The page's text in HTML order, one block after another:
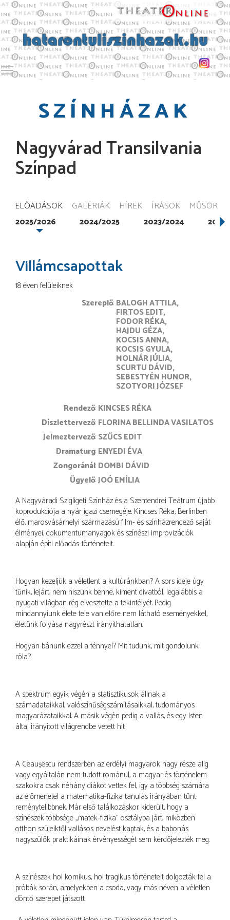
Toggle main menu visibility
SZÍNHÁZAK
Nagyvárad Transilvania
Színpad
ELŐADÁSOK GALÉRIÁK HÍREK ÍRÁSOK MŰSOR
2025/2026 2024/2025 2023/2024
Villámcsapottak
18 éven felüleiknek
Szereplő BALOGH ATTILA
FIRTOS EDIT
FODOR RÉKA
HAJDU GÉZA
KOCSIS ANNA
KOCSIS GYULA
MOLNÁR JÚLIA
SCURTU DÁVID
SEBESTYÉN HUNOR
SZOTYORI JÓZSEF
rendező KINCSES RÉKA
díszlettervező FLORINA BELLINDA VASILATOS
jelmeztervező SZŰCS EDIT
dramaturg ENYEDI ÉVA
zongoránál DOMBI DÁVID
ügyelő JOÓ EMÍLIA
A Nagyváradi Szigligeti Színház és a Szentendrei Teátrum újabb
koprodukciója a nyár igazi csemegéje. Kincses Réka, Berlinben
élő, marosvásárhelyi származású film- és színházrendező saját
élményei, dokumentumanyagok és színészi improvizációk
alapján építi előadás-történeteit.
Hogyan kezeljük a véletlent a kultúránkban? A sors ideje úgy
tűnik, lejárt, nem hiszünk benne, kiment divatból, legalábbis a
nyugati világban rég elvesztette a tekintélyét. Pedig
mindannyiunk élete tele van előre nem látható eseményekkel,
életünk folyása nagyrészt irányíthatatlan.
Hogyan bánunk ezzel a ténnyel? Mit tudunk, mit gondolunk
róla?
A spektrum egyik végén a statisztikusok állnak a
számadataikkal, valószínűségszámításaikkal, tudományos
magyarázataikkal. A másik végén pedig a vallás, és egy Isten
által irányított világrendbe vetett hit.
A Ceaușescu rendszerben az erdélyi magyarok nagy része alig
vagy egyáltalán nem tudott románul, a magyar és történelem
szakokra csak néhány diákot vettek fel, így a többség számára
az előmenetel a matematika-fizika tanulás irányában tűnt
reménytelibbnek. Már első találkozáskor kiderült, hogy a
színészek többsége „matek-fizika” osztályba járt, miközben
otthon szüleiktől vallásos nevelést kaptak, és a babonás
nagyszülők praktikáinak érvényességét sem kérdőjelezték meg.
A színészek hol komikus, hol tragikus történeteit dolgozták fel a
próbák során, amelyekben a csoda, vagy más néven a véletlen
döntő szerepet játszott.